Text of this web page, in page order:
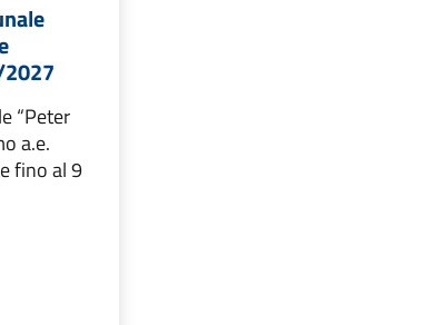
“Peter
a.e.
fino al 9